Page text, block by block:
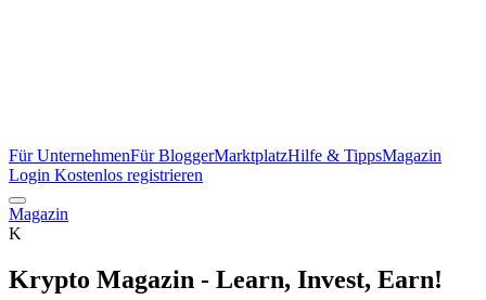
Für UnternehmenFür BloggerMarktplatzHilfe & TippsMagazin
Login Kostenlos registrieren
Magazin
K
Krypto Magazin - Learn, Invest, Earn!